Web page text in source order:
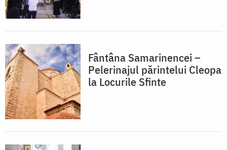
Fântâna Samarinencei –
Pelerinajul părintelui Cleopa
la Locurile Sfinte